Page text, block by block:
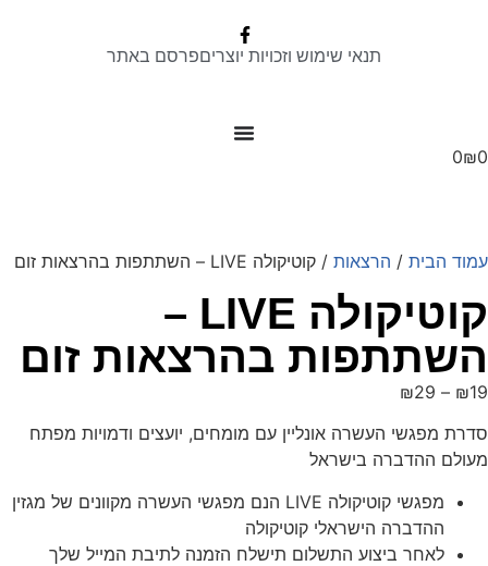
תנאי שימוש וזכויות יוצריםפרסם באתר
₪0
0
עמוד הבית/ הרצאות/ קוטיקולה LIVE – השתתפות בהרצאות זום
קוטיקולה LIVE –
השתתפות בהרצאות זום
₪19
–
₪29
סדרת מפגשי העשרה אונליין עם מומחים, יועצים ודמויות מפתח
מעולם ההדברה בישראל
מפגשי קוטיקולה LIVE הנם מפגשי העשרה מקוונים של מגזין
ההדברה הישראלי קוטיקולה
לאחר ביצוע התשלום תישלח הזמנה לתיבת המייל שלך